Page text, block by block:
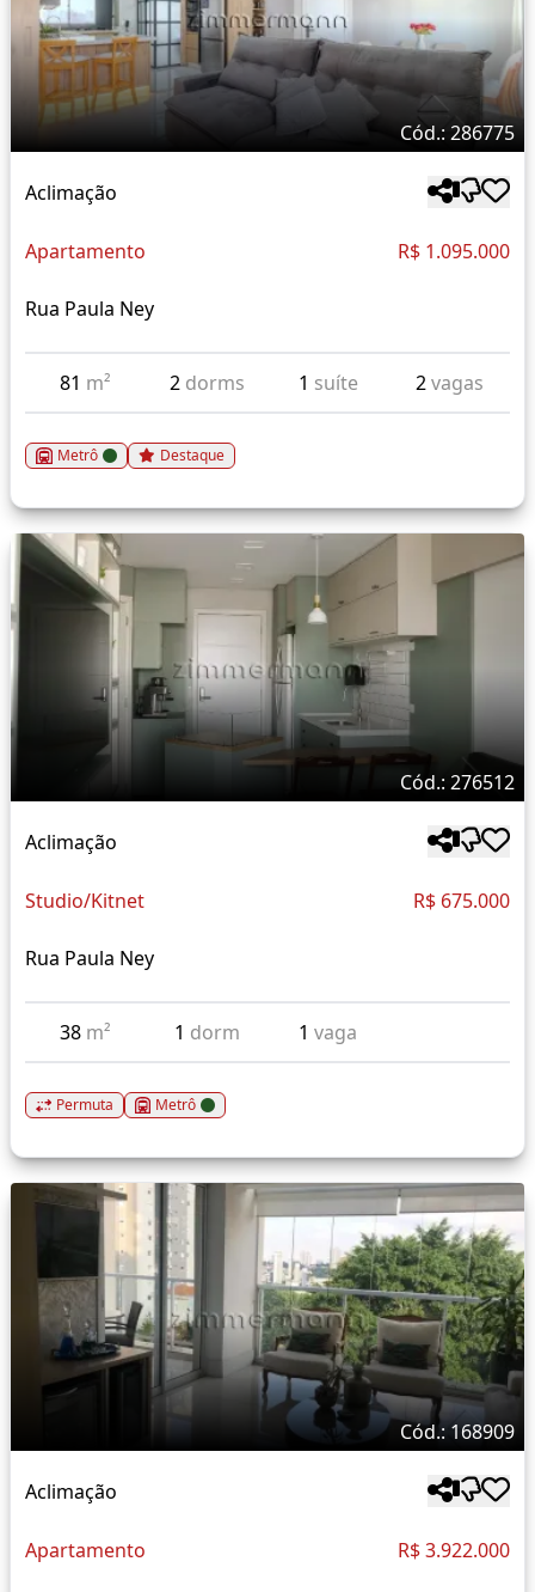
Cód.: 286775
Aclimação
Apartamento R$ 1.095.000
Rua Paula Ney
81 m² 2 dorms 1 suíte 2vagas
Metrô Destaque
Cód.: 276512
Aclimação
Studio/Kitnet R$ 675.000
Rua Paula Ney
38 m² 1 dorm 1vaga
Permuta Metrô
Cód.: 168909
Aclimação
Apartamento R$ 3.922.000